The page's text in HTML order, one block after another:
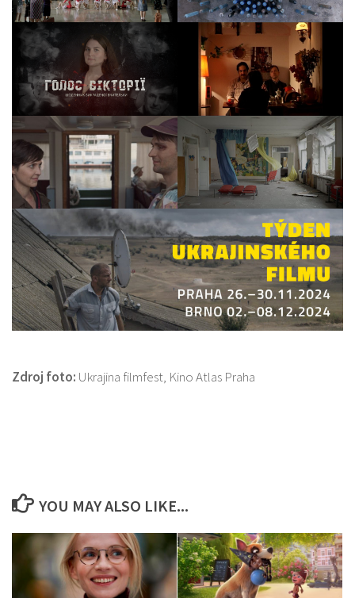
Zdroj foto: Ukrajina filmfest, Kino Atlas Praha
YOU MAY ALSO LIKE...